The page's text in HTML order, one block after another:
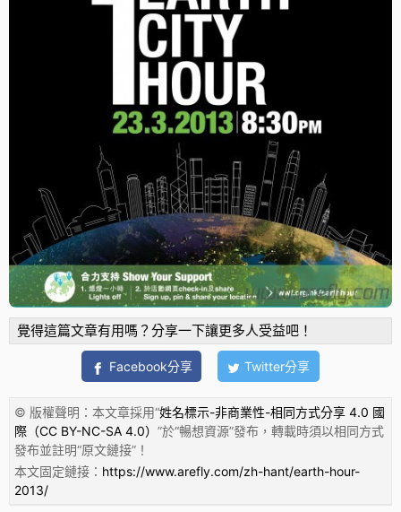
覺得這篇文章有用嗎？分享一下讓更多人受益吧！
Facebook分享 Twitter分享
© 版權聲明：本文章採用“姓名標示-非商業性-相同方式分享 4.0 國
際（CC BY-NC-SA 4.0） ”於“暢想資源”發布，轉載時須以相同方式
發布並註明“原文鏈接”！
本文固定鏈接： https://www.arefly.com/zh-hant/earth-hour-
2013/